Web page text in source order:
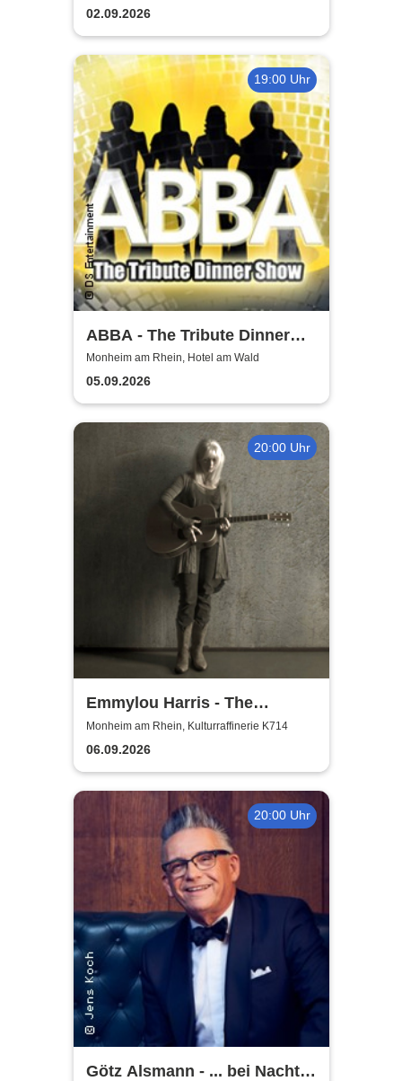
02.09.2026
19:00 Uhr
ABBA - The Tribute Dinner
Show
Monheim am Rhein, Hotel am Wald
05.09.2026
20:00 Uhr
Emmylou Harris - The
European Farewell Tour
Monheim am Rhein, Kulturraffinerie K714
06.09.2026
20:00 Uhr
Götz Alsmann - ... bei Nacht